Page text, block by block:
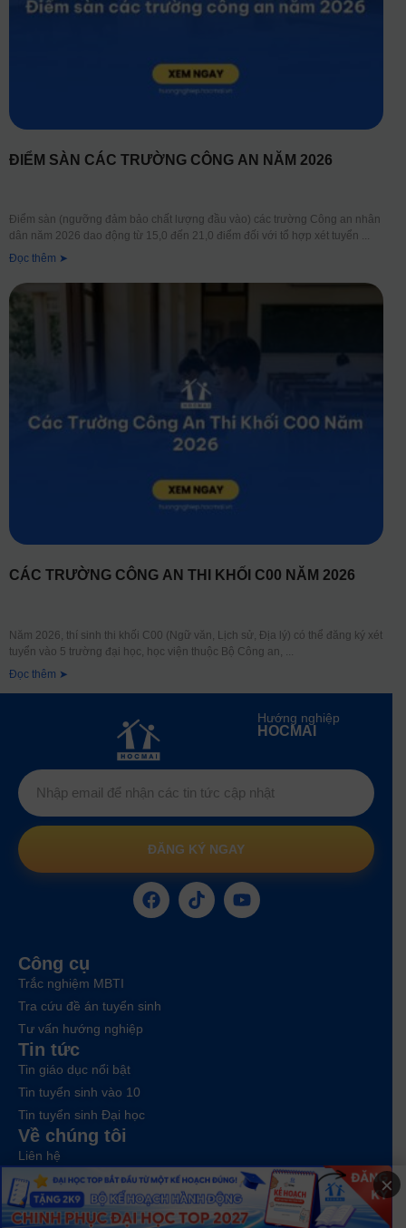
ĐIỂM SÀN CÁC TRƯỜNG CÔNG AN NĂM 2026
Điểm sàn (ngưỡng đảm bảo chất lượng đầu vào) các trường Công an nhân
dân năm 2026 dao động từ 15,0 đến 21,0 điểm đối với tổ hợp xét tuyển
Đọc thêm ➤
CÁC TRƯỜNG CÔNG AN THI KHỐI C00 NĂM 2026
Năm 2026, thí sinh thi khối C00 (Ngữ văn, Lịch sử, Địa lý) có thể đăng ký xét
tuyển vào 5 trường đại học, học viện thuộc Bộ Công an,
Đọc thêm ➤
Hướng nghiệp
HOCMAI
ĐĂNG KÝ NGAY
Công cụ
Trắc nghiệm MBTI
Tra cứu đề án tuyển sinh
Tư vấn hướng nghiệp
Tin tức
Tin giáo dục nổi bật
Tin tuyển sinh vào 10
Tin tuyển sinh Đại học
Về chúng tôi
Liên hệ
Điều khoản dịch vụ
Chính sách bảo mật
×